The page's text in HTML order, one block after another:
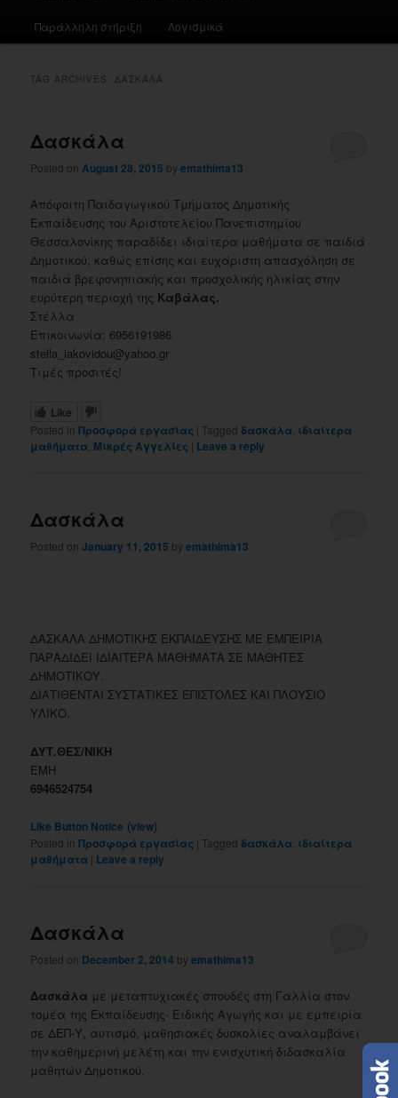
Παράλληλη στήριξη Λογισμικά
TAG ARCHIVES:ΔΑΣΚΆΛΑ
Δασκάλα
Posted on August 28, 2015 byemathima13
Απόφοιτη Παιδαγωγικού Τμήματος Δημοτικής
Εκπαίδευσης του Αριστοτελείου Πανεπιστημίου
Θεσσαλονίκης παραδίδει ιδιαίτερα μαθήματα σε παιδιά
Δημοτικού, καθώς επίσης και ευχάριστη απασχόληση σε
παιδιά βρεφονηπιακής και προσχολικής ηλικίας στην
ευρύτερη περιοχή της Καβάλας.
Στέλλα
Επικοινωνία: 6956191986
stella_iakovidou@yahoo.gr
Τιμές προσιτές!
Like
Posted in Προσφορά εργασίας | Tagged δασκάλα ιδιαίτερα
μαθήματα Μικρές Αγγελίες | Leave a reply
Δασκάλα
Posted onJanuary 11, 2015 byemathima13
ΔΑΣΚΑΛΑ ΔΗΜΟΤΙΚΗΣ ΕΚΠΑΙΔΕΥΣΗΣ ΜΕ ΕΜΠΕΙΡΙΑ
ΠΑΡΑΔΙΔΕΙ ΙΔΙΑΙΤΕΡΑ ΜΑΘΗΜΑΤΑ ΣΕ ΜΑΘΗΤΕΣ
ΔΗΜΟΤΙΚΟΥ.
ΔΙΑΤΙΘΕΝΤΑΙ ΣΥΣΤΑΤΙΚΕΣ ΕΠΙΣΤΟΛΕΣ ΚΑΙ ΠΛΟΥΣΙΟ
ΥΛΙΚΟ.
ΔΥΤ.ΘΕΣ/ΝΙΚΗ
ΕΜΗ
6946524754
Like Button Notice (view)
Posted in Προσφορά εργασίας | Tagged δασκάλα ιδιαίτερα
μαθήματα | Leave a reply
Δασκάλα
Posted on December 2, 2014 byemathima13
Δασκάλα με μεταπτυχιακές σπουδές στη Γαλλία στον
τομέα της Εκπαίδευσης- Ειδικής Αγωγής και με εμπειρία
σε ΔΕΠ-Υ, αυτισμό, μαθησιακές δυσκολίες αναλαμβάνει
την καθημερινή μελέτη και την ενισχυτική διδασκαλία
μαθητών Δημοτικού.